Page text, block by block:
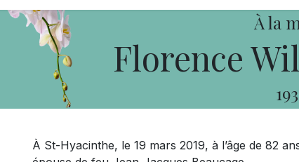
À la
Florence
À St-Hyacinthe, le 19 mars 2019, à l’âge de 82